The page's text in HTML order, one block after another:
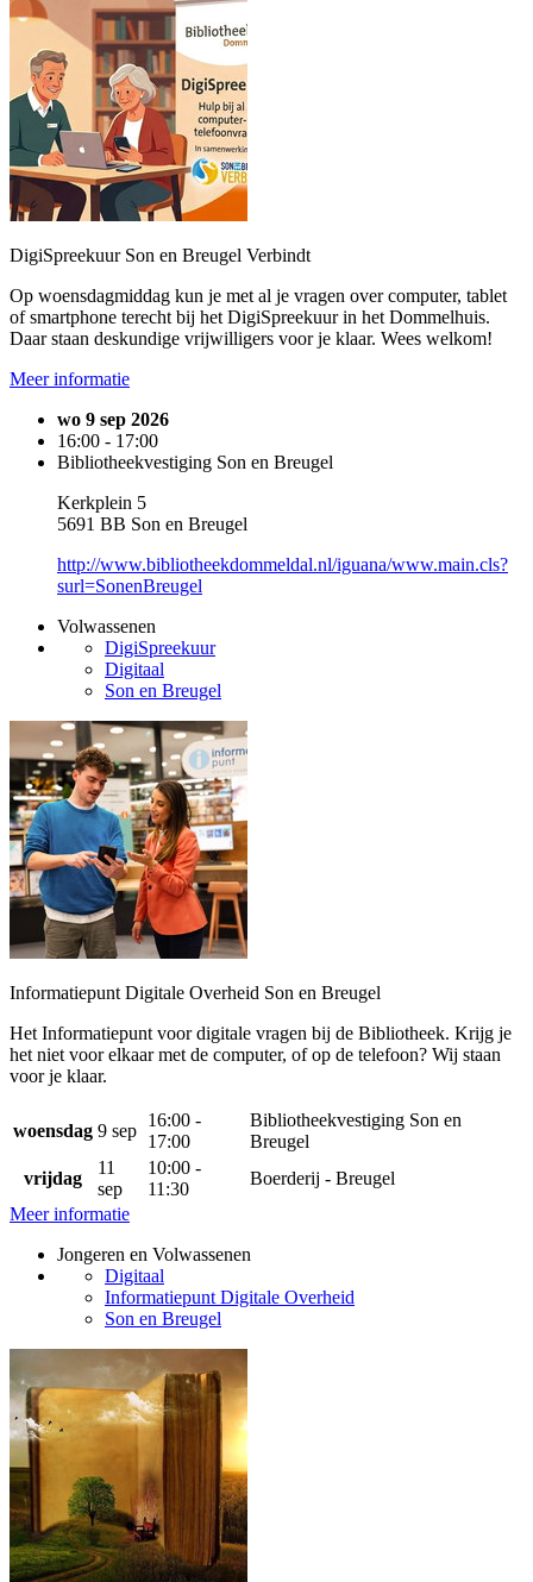
DigiSpreekuur Son en Breugel Verbindt
Op woensdagmiddag kun je met al je vragen over computer, tablet
of smartphone terecht bij het DigiSpreekuur in het Dommelhuis.
Daar staan deskundige vrijwilligers voor je klaar. Wees welkom!
Meer informatie
wo 9 sep 2026
16:00 - 17:00
Bibliotheekvestiging Son en Breugel
Kerkplein 5
5691 BB Son en Breugel
http://www.bibliotheekdommeldal.nl/iguana/www.main.cls?
surl=SonenBreugel
Volwassenen
DigiSpreekuur
Digitaal
Son en Breugel
Informatiepunt Digitale Overheid Son en Breugel
Het Informatiepunt voor digitale vragen bij de Bibliotheek. Krijg je
het niet voor elkaar met de computer, of op de telefoon? Wij staan
voor je klaar.
woensdag 9 sep
16:00 -
17:00
Bibliotheekvestiging Son en
Breugel
vrijdag
11
sep
10:00 -
11:30
Boerderij - Breugel
Meer informatie
Jongeren en Volwassenen
Digitaal
Informatiepunt Digitale Overheid
Son en Breugel